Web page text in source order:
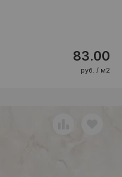
83.00
руб. / м2